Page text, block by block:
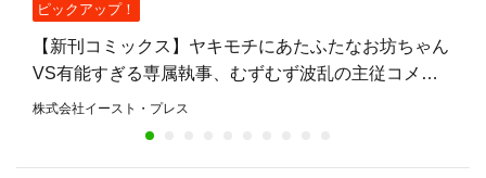
ピックアップ！
【新刊コミックス】ヤキモチにあたふたなお坊ちゃん
VS有能すぎる専属執事、むずむず波乱の主従コメデ
ィ『思春期お坊ちゃんと万能執事』第3巻、8月7日発
株式会社イースト・プレス